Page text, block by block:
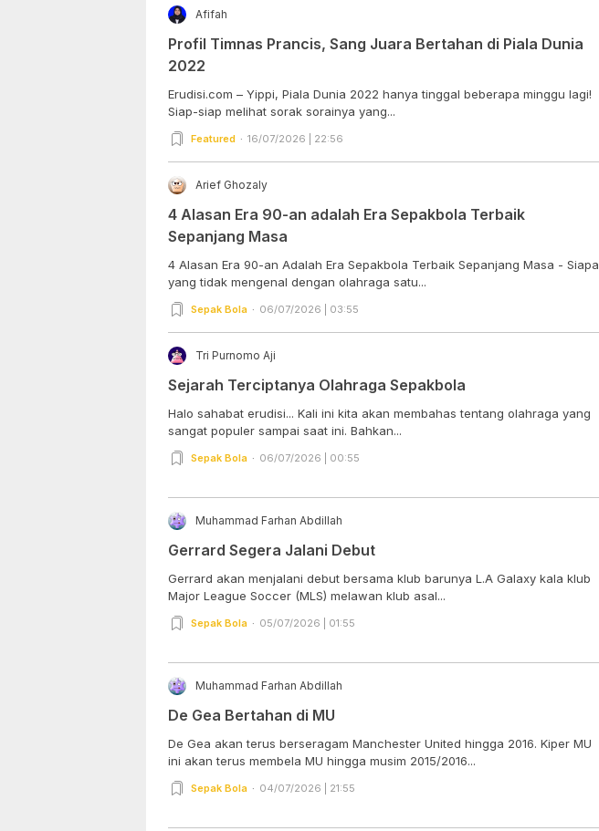
Afifah
Profil Timnas Prancis, Sang Juara Bertahan di Piala Dunia
2022
Erudisi.com – Yippi, Piala Dunia 2022 hanya tinggal beberapa minggu lagi!
Siap-siap melihat sorak sorainya yang...
Featured 16/07/2026 | 22:56
Arief Ghozaly
4 Alasan Era 90-an adalah Era Sepakbola Terbaik
Sepanjang Masa
4 Alasan Era 90-an Adalah Era Sepakbola Terbaik Sepanjang Masa - Siapa
yang tidak mengenal dengan olahraga satu...
Sepak Bola 06/07/2026 | 03:55
Tri Purnomo Aji
Sejarah Terciptanya Olahraga Sepakbola
Halo sahabat erudisi... Kali ini kita akan membahas tentang olahraga yang
sangat populer sampai saat ini. Bahkan...
Sepak Bola 06/07/2026 | 00:55
Muhammad Farhan Abdillah
Gerrard Segera Jalani Debut
Gerrard akan menjalani debut bersama klub barunya L.A Galaxy kala klub
Major League Soccer (MLS) melawan klub asal...
Sepak Bola 05/07/2026 | 01:55
Muhammad Farhan Abdillah
De Gea Bertahan di MU
De Gea akan terus berseragam Manchester United hingga 2016. Kiper MU
ini akan terus membela MU hingga musim 2015/2016...
Sepak Bola 04/07/2026 | 21:55